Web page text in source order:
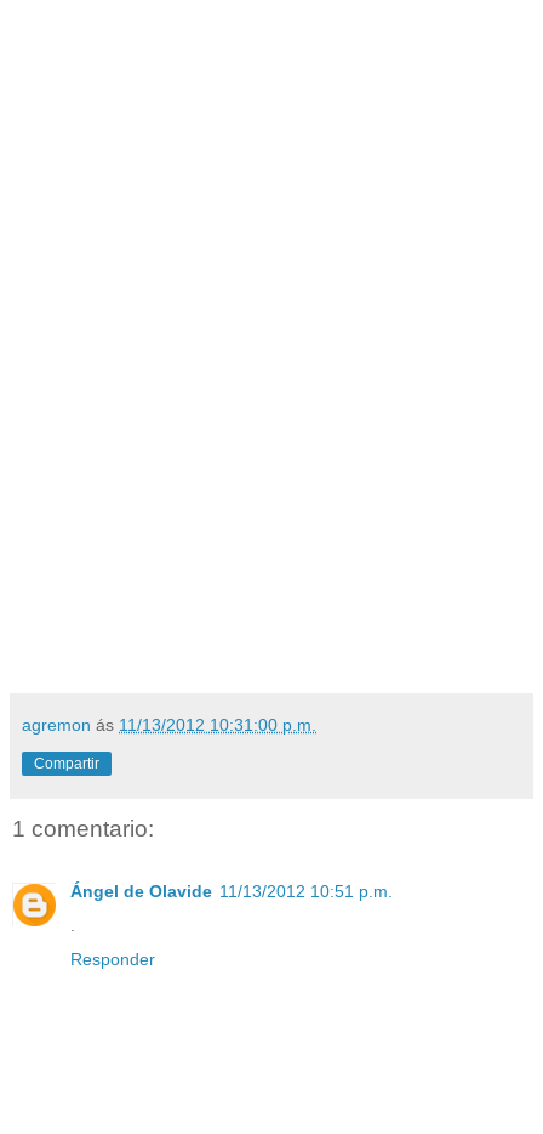
agremon ás 11/13/2012 10:31:00 p.m.
Compartir
1 comentario:
Ángel de Olavide 11/13/2012 10:51 p.m.
Responder